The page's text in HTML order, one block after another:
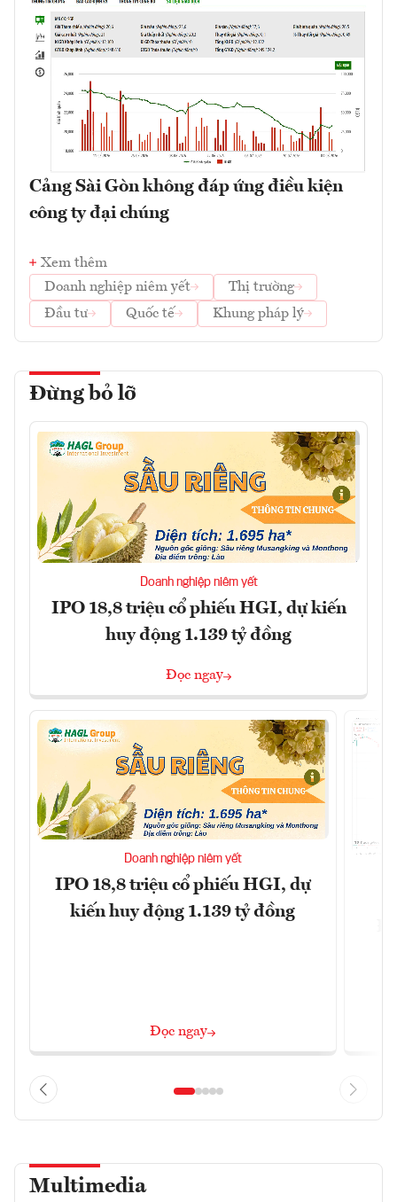
Cảng Sài Gòn không đáp ứng điều kiện
công ty đại chúng
Xem thêm
Doanh nghiệp niêm yết
Thị trường
Đầu tư
Quốc tế Khung pháp lý
Đừng bỏ lỡ
Doanh nghiệp niêm yết
IPO 18,8 triệu cổ phiếu HGI, dự kiến
huy động 1.139 tỷ đồng
Đọc ngay
Doanh nghiệp niêm yết
IPO 18,8 triệu cổ phiếu HGI, dự
kiến huy động 1.139 tỷ đồng
Đọc ngay
Multimedia